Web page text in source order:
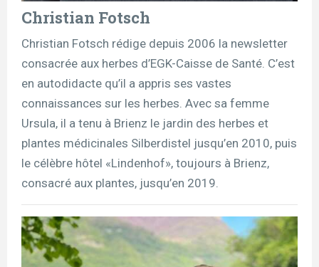
Christian Fotsch
Christian Fotsch rédige depuis 2006 la newsletter
consacrée aux herbes d’EGK-Caisse de Santé. C’est
en autodidacte qu’il a appris ses vastes
connaissances sur les herbes. Avec sa femme
Ursula, il a tenu à Brienz le jardin des herbes et
plantes médicinales Silberdistel jusqu’en 2010, puis
le célèbre hôtel «Lindenhof», toujours à Brienz,
consacré aux plantes, jusqu’en 2019.